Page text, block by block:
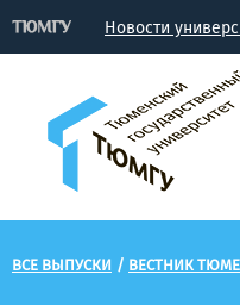
Новости
ВСЕ ВЫПУСКИ / ВЕСТНИК